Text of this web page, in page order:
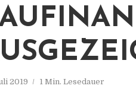
2019 1 Min. Lesedauer